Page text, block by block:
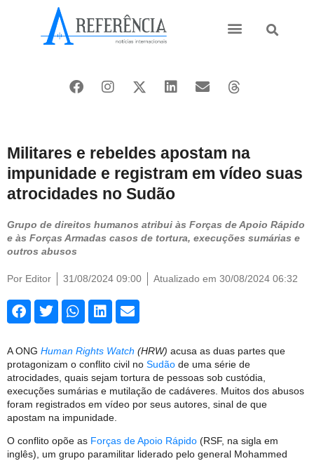
Militares e rebeldes apostam na
impunidade e registram em vídeo suas
atrocidades no Sudão
Grupo de direitos humanos atribui às Forças de Apoio Rápido
e às Forças Armadas casos de tortura, execuções sumárias e
outros abusos
Por Editor 31/08/2024 09:00 Atualizado em 30/08/2024 06:32
A ONG Human Rights Watch (HRW) acusa as duas partes que
protagonizam o conflito civil no Sudão de uma série de
atrocidades, quais sejam tortura de pessoas sob custódia,
execuções sumárias e mutilação de cadáveres. Muitos dos abusos
foram registrados em vídeo por seus autores, sinal de que
apostam na impunidade.
O conflito opõe as Forças de Apoio Rápido (RSF, na sigla em
inglês), um grupo paramilitar liderado pelo general Mohammed